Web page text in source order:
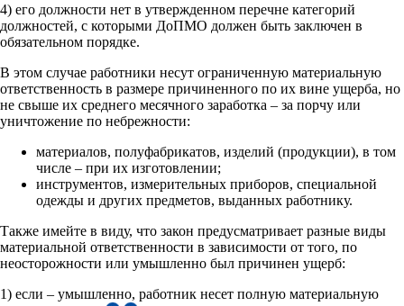
4) его должности нет в утвержденном перечне категорий
должностей, с которыми ДоПМО должен быть заключен в
обязательном порядке.
В этом случае работники несут ограниченную материальную
ответственность в размере причиненного по их вине ущерба, но
не свыше их среднего месячного заработка – за порчу или
уничтожение по небрежности:
материалов, полуфабрикатов, изделий (продукции), в том
числе – при их изготовлении;
инструментов, измерительных приборов, специальной
одежды и других предметов, выданных работнику.
Также имейте в виду, что закон предусматривает разные виды
материальной ответственности в зависимости от того, по
неосторожности или умышленно был причинен ущерб:
1) если – умышленно, работник несет полную материальную